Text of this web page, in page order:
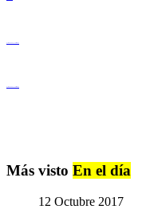
Más visto En el día
12 Octubre 2017